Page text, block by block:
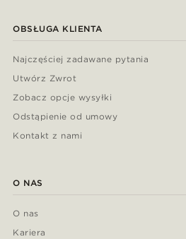
OBSŁUGA KLIENTA
Najczęściej zadawane pytania
Utwórz Zwrot
Zobacz opcje wysyłki
Odstąpienie od umowy
Kontakt z nami
O NAS
O nas
Kariera